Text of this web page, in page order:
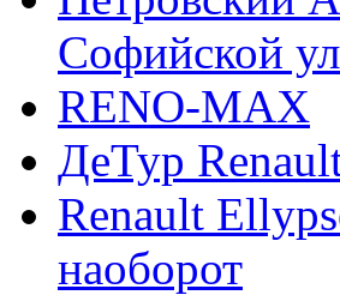
Софийской
RENO-MAX
ДеТур
Renault
наоборот